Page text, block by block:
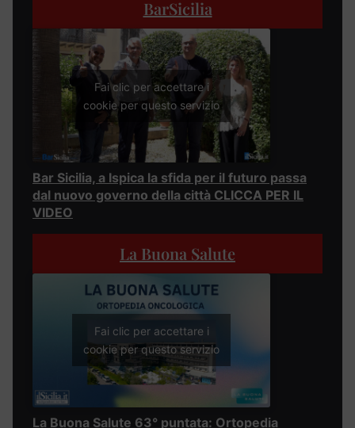
BarSicilia
Fai clic per accettare i
cookie per questo servizio
Bar Sicilia, a Ispica la sfida per il futuro passa
dal nuovo governo della città CLICCA PER IL
VIDEO
La Buona Salute
Fai clic per accettare i
cookie per questo servizio
La Buona Salute 63° puntata: Ortopedia